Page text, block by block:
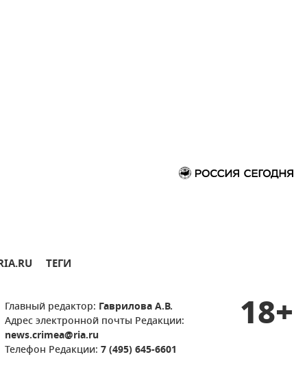
ТЕГИ
Главный редактор: Гаврилова А.В.
Адрес электронной почты Редакции:
news.crimea@ria.ru
Телефон Редакции: 7 (495) 645-6601
18+